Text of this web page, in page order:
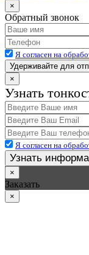
×
Обратный звонок
Я согласен на
Удерживайте для
×
Узнать
Я согласен на
Узнать
×
Заказать
×